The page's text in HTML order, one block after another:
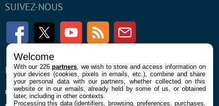
SUIVEZ-NOUS
FacebookTwitter Youtube RSS Newsletter
ENTREPRISE
Confidentialité et Cookies
À PROPOS
Contact
Welcome
With our 226partners , we wish to store and access information on
your devices (cookies, pixels in emails, etc.), combine and share
your personal data with our partners, whether collected on this
website or in our emails, already held by some of us, or obtained
later, including in other contexts.
Processing this data (identifiers, browsing, preferences, purchases,